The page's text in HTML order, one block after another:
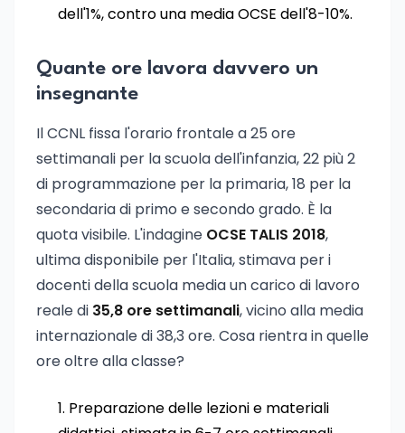
dell'1%, contro una media OCSE dell'8-10%.
Quante ore lavora davvero un
insegnante
Il CCNL fissa l'orario frontale a 25 ore
settimanali per la scuola dell'infanzia, 22 più 2
di programmazione per la primaria, 18 per la
secondaria di primo e secondo grado. È la
quota visibile. L'indagine OCSE TALIS 2018,
ultima disponibile per l'Italia, stimava per i
docenti della scuola media un carico di lavoro
reale di 35,8 ore settimanali, vicino alla media
internazionale di 38,3 ore. Cosa rientra in quelle
ore oltre alla classe?
Preparazione delle lezioni e materiali